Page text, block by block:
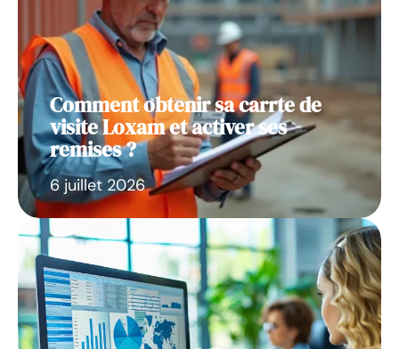
Comment obtenir sa carrte de
visite Loxam et activer ses
remises ?
6 juillet 2026